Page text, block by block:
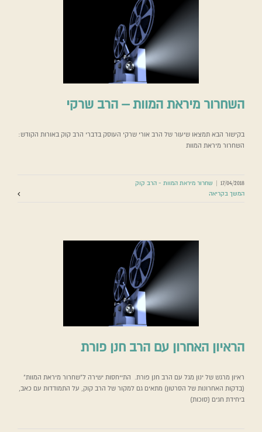
השחרור מיראת המוות – הרב שרקי
בקישור הבא תמצאו שיעור של הרב אורי שרקי העוסק בדברי הרב קוק באורות הקודש:
השחרור מיראת המוות
17/04/2018
| שחרור מיראת המוות - הרב קוק
המשך בקריאה
הראיון האחרון עם הרב חנן פורת
ראיון מרגש של ינון מגל עם הרב חנן פורת. התייחסות ישירה ל"שחרור מיראת המוות"
(בדקות האחרונות של הסרטון) מתאים גם למקור של הרב קוק, על התמודדות עם כאב,
ביחידת חגים (סוכות)